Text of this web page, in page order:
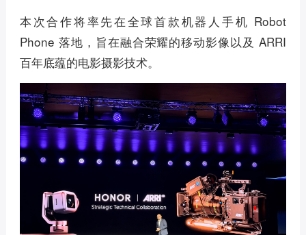
本次合作将率先在全球首款机器人手机 Robot
Phone 落地，旨在融合荣耀的移动影像以及 ARRI
百年底蕴的电影摄影技术。